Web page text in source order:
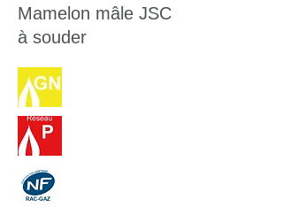
Mamelon mâle JSC
à souder